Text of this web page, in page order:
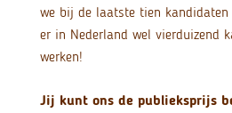
we bij de laatste tien
er in Nederland wel vierduizend
werken!
Jij kunt ons de publieksprijs